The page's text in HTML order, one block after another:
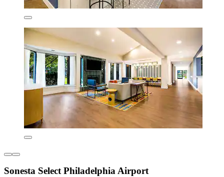
Sonesta Select Philadelphia Airport